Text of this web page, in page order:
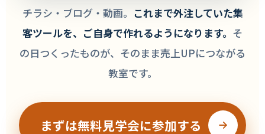
沖縄の経営者・個人事業主様へ。
AIで、
売上を上げる
教室です。
チラシ・ブログ・動画。 これまで外注していた集
客ツールを、ご自身で作れるようになります。 そ
の日つくったものが、そのまま売上UPにつながる
教室です。
まずは無料見学会に参加する